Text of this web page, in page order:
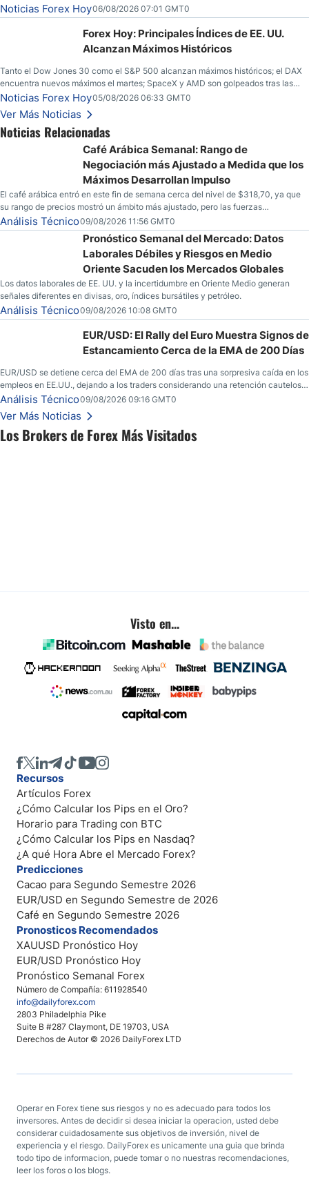
Los Brokers de Forex Más Visitados
y los operadores esperan nuevas referencias económicas desde Estados
Unidos.
Noticias Forex Hoy06/08/2026 07:01 GMT0
Forex Hoy: Principales Índices de EE. UU.
Alcanzan Máximos Históricos
Tanto el Dow Jones 30 como el S&P 500 alcanzan máximos históricos; el DAX
encuentra nuevos máximos el martes; SpaceX y AMD son golpeados tras las
llamadas de ganancias; el petróleo crudo cae por debajo de los $80 con nuevas
esperanzas; el dólar estadounidense continúa intentando estabilizarse frente al
yen; el peso mexicano ve un repunte a medida que las tasas caen en EE. UU.
Noticias Forex Hoy05/08/2026 06:33 GMT0
Ver Más Noticias
Noticias Relacionadas
Café Arábica Semanal: Rango de
Negociación más Ajustado a Medida que los
Máximos Desarrollan Impulso
El café arábica entró en este fin de semana cerca del nivel de $318,70, ya que
su rango de precios mostró un ámbito más ajustado, pero las fuerzas
especulativas también están mostrando señales de que una mayor volatilidad
podría estar en el horizonte para la mercancía.
Análisis Técnico09/08/2026 11:56 GMT0
Pronóstico Semanal del Mercado: Datos
Laborales Débiles y Riesgos en Medio
Oriente Sacuden los Mercados Globales
Los datos laborales de EE. UU. y la incertidumbre en Oriente Medio generan
señales diferentes en divisas, oro, índices bursátiles y petróleo.
Análisis Técnico09/08/2026 10:08 GMT0
EUR/USD: El Rally del Euro Muestra Signos de
Estancamiento Cerca de la EMA de 200 Días
EUR/USD se detiene cerca del EMA de 200 días tras una sorpresiva caída en los
empleos en EE.UU., dejando a los traders considerando una retención cautelosa
ante un fin de semana incierto.
Análisis Técnico09/08/2026 09:16 GMT0
Ver Más Noticias
Visto en...
Número de Compañía: 611928540
info@dailyforex.com
2803 Philadelphia Pike
Suite B #287 Claymont, DE 19703, USA
Derechos de Autor © 2026 DailyForex LTD
Recursos
Artículos Forex
¿Cómo Calcular los Pips en el Oro?
Horario para Trading con BTC
¿Cómo Calcular los Pips en Nasdaq?
¿A qué Hora Abre el Mercado Forex?
Predicciones
Cacao para Segundo Semestre 2026
EUR/USD en Segundo Semestre de 2026
Café en Segundo Semestre 2026
Pronosticos Recomendados
XAUUSD Pronóstico Hoy
EUR/USD Pronóstico Hoy
Pronóstico Semanal Forex
Operar en Forex tiene sus riesgos y no es adecuado para todos los
inversores. Antes de decidir si desea iniciar la operacion, usted debe
considerar cuidadosamente sus objetivos de inversión, nivel de
experiencia y el riesgo. DailyForex es unicamente una guia que brinda
todo tipo de informacion, puede tomar o no nuestras recomendaciones,
leer los foros o los blogs.